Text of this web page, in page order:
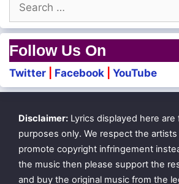
Yaarum varavillai endrathae
Nedunchaalaiyoram
Ulla pengal ellaam
Manam kuzhambi pogudhae! hoo..
Un manadhai azhaiththu vandhida
for:
Follow Us On
Twitter Facebook YouTube
Disclaimer: Lyrics displayed here
purposes only. We respect the artists
promote copyright infringement
the music then please support the
and buy the original music from the